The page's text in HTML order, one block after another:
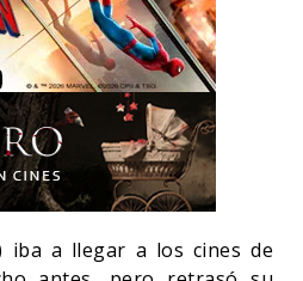
iba a llegar a los cines de